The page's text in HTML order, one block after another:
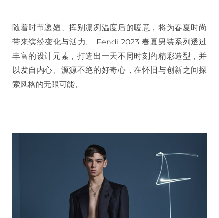
随着时节递嬗、挥别凛冽温度后的暖意，将为春夏时尚
带来缤纷变化与活力。 Fendi 2023 春夏男装系列透过
丰富的设计元素，打造出一天不同时刻的精彩造型，并
以发自内心、源源不绝的好奇心，在怀旧与创新之间探
索风格的无限可能。